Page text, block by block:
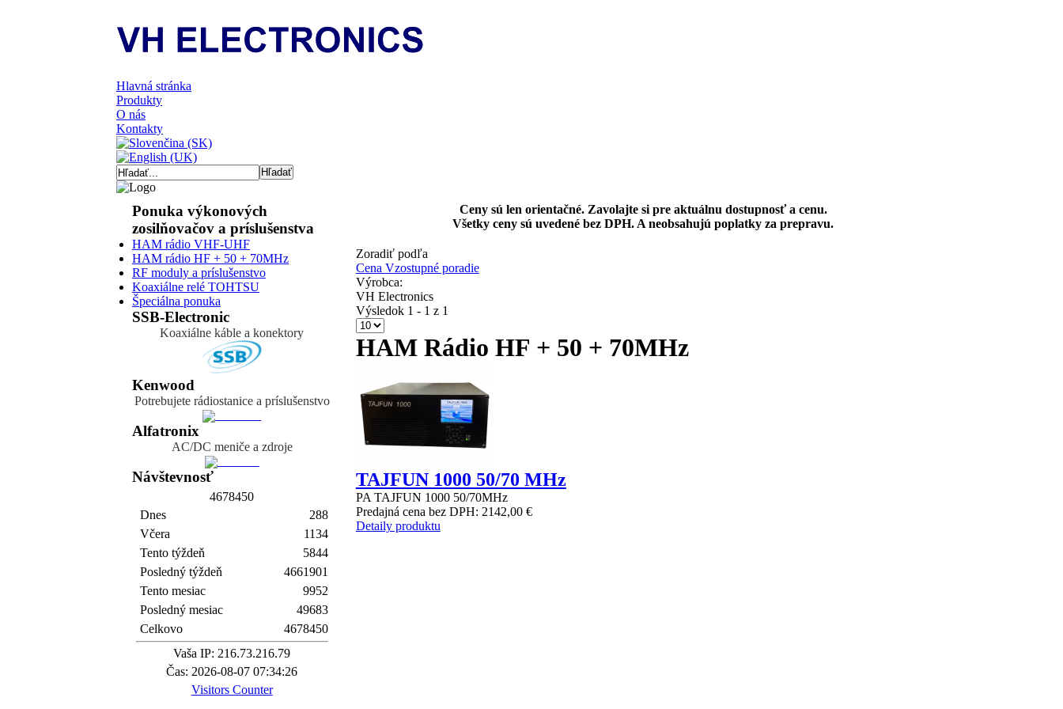
Hlavná stránka
Produkty
O nás
Kontakty
Ponuka výkonových
zosilňovačov a príslušenstva
HAM rádio VHF-UHF
HAM rádio HF + 50 + 70MHz
RF moduly a príslušenstvo
Koaxiálne relé TOHTSU
Špeciálna ponuka
SSB-Electronic
Koaxiálne káble a konektory
Kenwood
Potrebujete rádiostanice a príslušenstvo
Alfatronix
AC/DC meniče a zdroje
Návštevnosť
4678450
Dnes
Včera
Tento týždeň
Posledný týždeň
Tento mesiac
Posledný mesiac
Celkovo
288
1134
5844
4661901
9952
49683
4678450
Vaša IP: 216.73.216.79
Čas: 2026-08-07 07:34:26
Visitors Counter
Ceny sú len orientačné. Zavolajte si pre aktuálnu dostupnosť a cenu.
Všetky ceny sú uvedené bez DPH. A neobsahujú poplatky za prepravu.
Zoradiť podľa
Cena Vzostupné poradie
Výrobca:
VH Electronics
Výsledok 1 - 1 z 1
HAM Rádio HF + 50 + 70MHz
TAJFUN 1000 50/70 MHz
PA TAJFUN 1000 50/70MHz
Predajná cena bez DPH: 2142,00 €
Detaily produktu